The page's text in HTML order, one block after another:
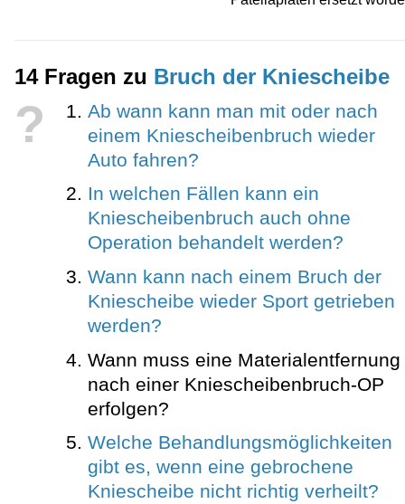
14 Fragen zu Bruch der Kniescheibe
?
Ab wann kann man mit oder nach
einem Kniescheibenbruch wieder
Auto fahren?
In welchen Fällen kann ein
Kniescheibenbruch auch ohne
Operation behandelt werden?
Wann kann nach einem Bruch der
Kniescheibe wieder Sport getrieben
werden?
Wann muss eine Materialentfernung
nach einer Kniescheibenbruch-OP
erfolgen?
Welche Behandlungsmöglichkeiten
gibt es, wenn eine gebrochene
Kniescheibe nicht richtig verheilt?